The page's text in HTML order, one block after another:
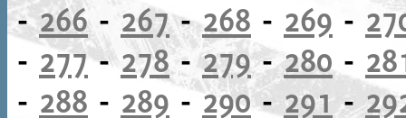
-266 - 267-268 - 269 -
- 277-278-279-280 -
- 288 - 289 -290- 291-